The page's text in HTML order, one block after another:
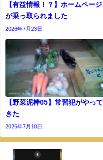
【有益情報！？】ホームページ
が乗っ取られました
2026年7月23日
【野菜泥棒05】常習犯がやって
きた
2026年7月18日